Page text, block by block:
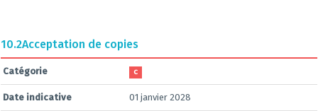
10.2Acceptation de copies
Catégorie C
Date indicative 01 janvier 2028